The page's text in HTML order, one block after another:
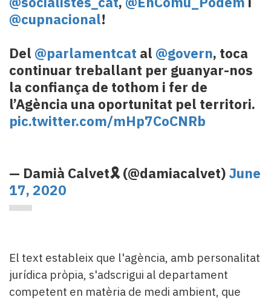
@cupnacional!
Del @parlamentcat al @govern, toca
continuar treballant per guanyar-nos
la confiança de tothom i fer de
l’Agència una oportunitat pel territori.
pic.twitter.com/mHp7CoCNRb
— Damià Calvet🎗 (@damiacalvet) June
17, 2020
El text estableix que l'agència, amb personalitat
jurídica pròpia, s'adscrigui al departament
competent en matèria de medi ambient, que